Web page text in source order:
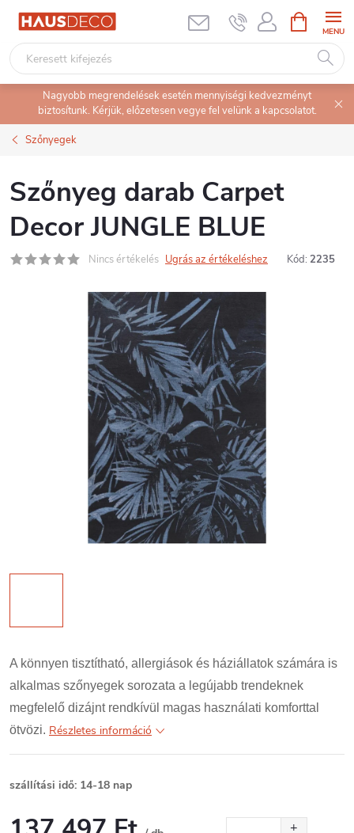
Ugrás
tartalomhoz
KOSÁR
Nagyobb megrendelések esetén mennyiségi kedvezményt
biztosítunk. Kérjük, előzetesen vegye fel velünk a kapcsolatot.
Szőnyegek
Szőnyeg darab Carpet
Decor JUNGLE BLUE
Nincs értékelés Ugrás az értékeléshez Kód: 2235
A könnyen tisztítható, allergiások és háziállatok számára is
alkalmas szőnyegek sorozata a legújabb trendeknek
megfelelő dizájnt rendkívül magas használati komforttal
ötvözi. Részletes információ
szállítási idő: 14-18 nap